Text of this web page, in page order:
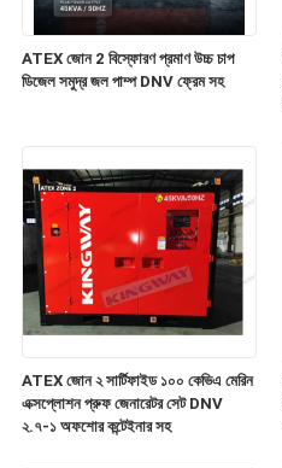
ATEX জোন 2 বিস্ফোরণ প্রমাণ উচ্চ চাপ
ডিজেল সমুদ্র জল পাম্প DNV ফ্রেম সহ
ATEX জোন ২ সার্টিফাইড ১০০ কেভিএ মেরিন
এক্সপ্লোশন প্রুফ জেনারেটর সেট DNV
২.৭-১ অফশোর কন্টেইনার সহ